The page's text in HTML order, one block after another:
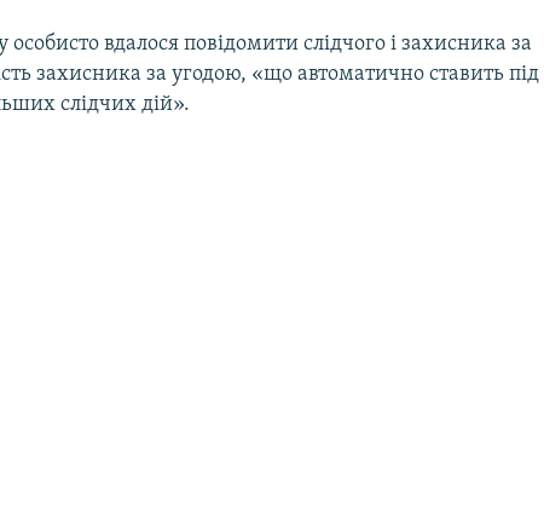
вдалося повідомити слідчого і захисника за
захисника за угодою, «що автоматично ставить під
слідчих дій».